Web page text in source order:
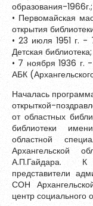
образования-1966г.;
• Первомайская
открытия
• 23 июля 1951 г. -
Детская библиотека;
• 7 ноября 1936 г.
АБК
Началась
открыткой-
от областных
библиотеки
областной
Архангельской
А.П.Гайдара. К
представители
СОН
центр социального
Зарегистрироваться
Пароль должен